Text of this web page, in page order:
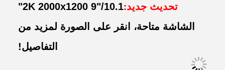
تحديث جديد:
2K 2000x1200 9"/10.1"
الشاشة متاحة، انقر على الصورة لمزيد من
التفاصيل!